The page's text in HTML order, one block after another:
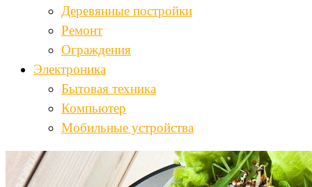
Деревянные постройки
Ремонт
Ограждения
Электроника
Бытовая техника
Компьютер
Мобильные устройства